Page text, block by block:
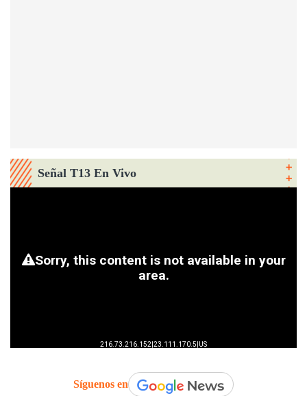
Señal T13 En Vivo
Síguenos en